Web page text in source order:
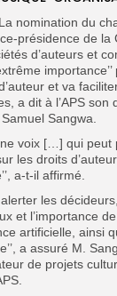
nomination du
présidence de la
d’auteurs et
et va
a dit à l’APS son
Sangwa.
voix […] qui
les droits
a-t-il affirmé.
alerter les
et l’importance
artificielle, ainsi
a assuré M.
de projets